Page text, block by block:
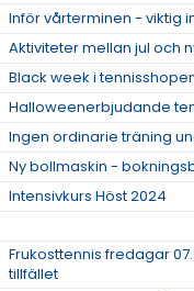
Inför vårterminen - viktig
Aktiviteter mellan jul och
Black week i
Halloweenerbjudande
Ingen ordinarie träning
Ny bollmaskin -
Intensivkurs Höst 2024
Frukosttennis fredagar
tillfället